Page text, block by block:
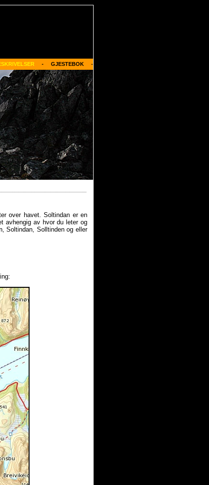
     -
GJESTEBOK
     -
over havet. Soltindan er en
avhengig av hvor du leter og
Soltindan, Solltinden og eller